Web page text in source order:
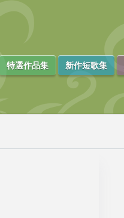
特選作品集 新作短歌集